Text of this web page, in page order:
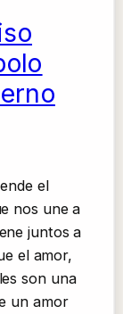
el
nos une a
juntos a
el amor,
son una
un amor